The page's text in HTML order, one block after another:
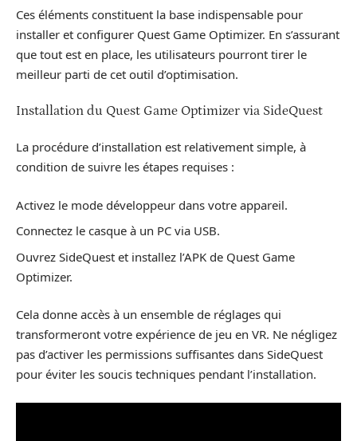
Ces éléments constituent la base indispensable pour
installer et configurer Quest Game Optimizer. En s’assurant
que tout est en place, les utilisateurs pourront tirer le
meilleur parti de cet outil d’optimisation.
Installation du Quest Game Optimizer via SideQuest
La procédure d’installation est relativement simple, à
condition de suivre les étapes requises :
Activez le mode développeur dans votre appareil.
Connectez le casque à un PC via USB.
Ouvrez SideQuest et installez l’APK de Quest Game
Optimizer.
Cela donne accès à un ensemble de réglages qui
transformeront votre expérience de jeu en VR. Ne négligez
pas d’activer les permissions suffisantes dans SideQuest
pour éviter les soucis techniques pendant l’installation.